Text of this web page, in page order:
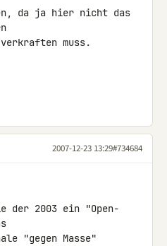
da ja hier nicht das
muss.
2007-12-23 13:29#734684
der 2003 ein "Open-
"gegen Masse"